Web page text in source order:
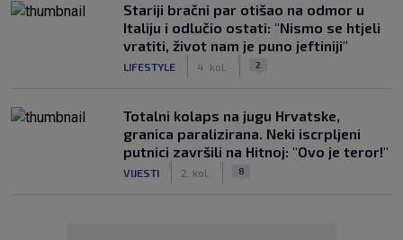
Stariji bračni par otišao na odmor u
Italiju i odlučio ostati: "Nismo se htjeli
vratiti, život nam je puno jeftiniji"
LIFESTYLE 4. kol. 2
Totalni kolaps na jugu Hrvatske,
granica paralizirana. Neki iscrpljeni
putnici završili na Hitnoj: "Ovo je teror!"
VIJESTI 2. kol. 8